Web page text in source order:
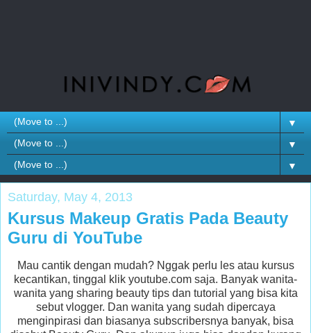
▼
▼
▼
Saturday, May 4, 2013
Kursus Makeup Gratis Pada Beauty
Guru di YouTube
Mau cantik dengan mudah? Nggak perlu les atau kursus
kecantikan, tinggal klik youtube.com saja. Banyak wanita-
wanita yang sharing beauty tips dan tutorial yang bisa kita
sebut vlogger. Dan wanita yang sudah dipercaya
menginpirasi dan biasanya subscribersnya banyak, bisa